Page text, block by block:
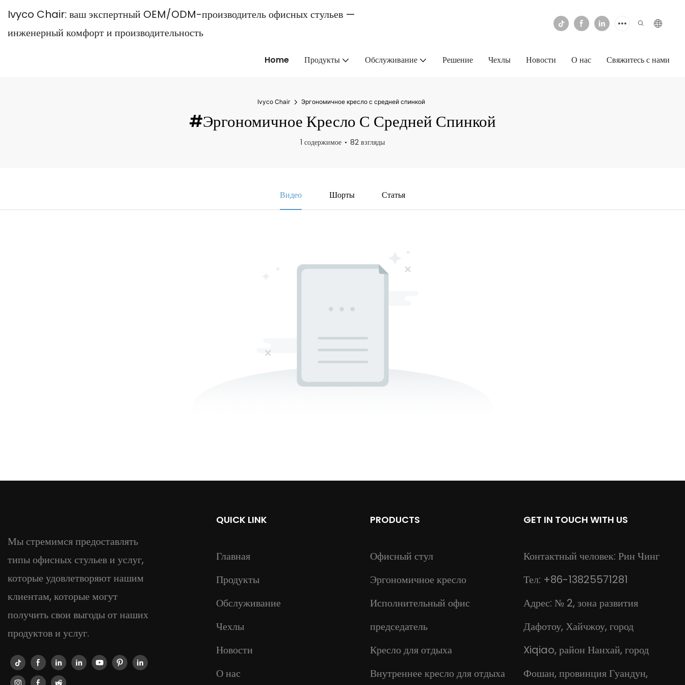
Ivyco Chair: ваш экспертный OEM/ODM-производитель офисных стульев —
инженерный комфорт и производительность
Home Продукты Обслуживание Решение Чехлы Новости О нас Свяжитесь с нами
Ivyco Chair Эргономичное кресло с средней спинкой
#Эргономичное Кресло С Средней Спинкой
1 содержимое 82 взгляды
Видео Шорты Статья
Мы стремимся предоставлять
типы офисных стульев и услуг,
которые удовлетворяют нашим
клиентам, которые могут
получить свои выгоды от наших
продуктов и услуг.
QUICK LINK
Главная
Продукты
Обслуживание
Чехлы
Новости
О нас
PRODUCTS
Офисный стул
Эргономичное кресло
Исполнительный офис
председатель
Кресло для отдыха
Внутреннее кресло для отдыха
GET IN TOUCH WITH US
Контактный человек: Рин Чинг
Тел: +86-13825571281
Адрес: № 2, зона развития
Дафотоу, Хайчжоу, город
Xiqiao, район Нанхай, город
Фошан, провинция Гуандун,